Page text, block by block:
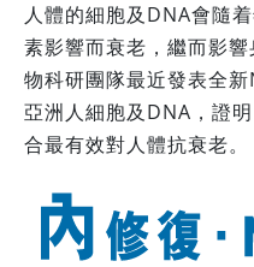
人體的細胞及DNA會隨
素影響而衰老，繼而影
物科研團隊最近發表全
亞洲人細胞及DNA，證
合最有效對人體抗衰老。